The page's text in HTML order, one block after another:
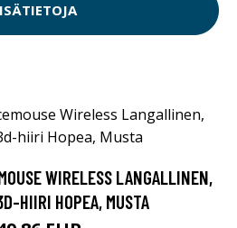
WIRELESS LANGALLINEN,
HIIRI HOPEA, MUSTA